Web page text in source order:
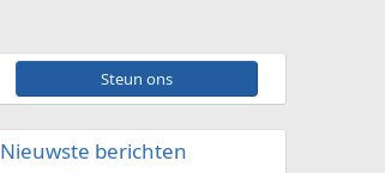
Steun ons
Nieuwste berichten